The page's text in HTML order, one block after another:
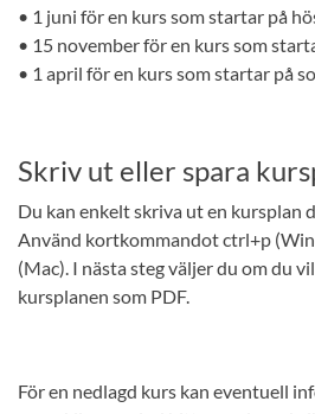
• 1 juni för en kurs som startar på
• 15 november för en kurs som
• 1 april för en kurs som startar på
Skriv ut eller spara
Du kan enkelt skriva ut en kursplan
Använd kortkommandot ctrl+p
(Mac). I nästa steg väljer du om du
kursplanen som PDF.
För en nedlagd kurs kan eventuell